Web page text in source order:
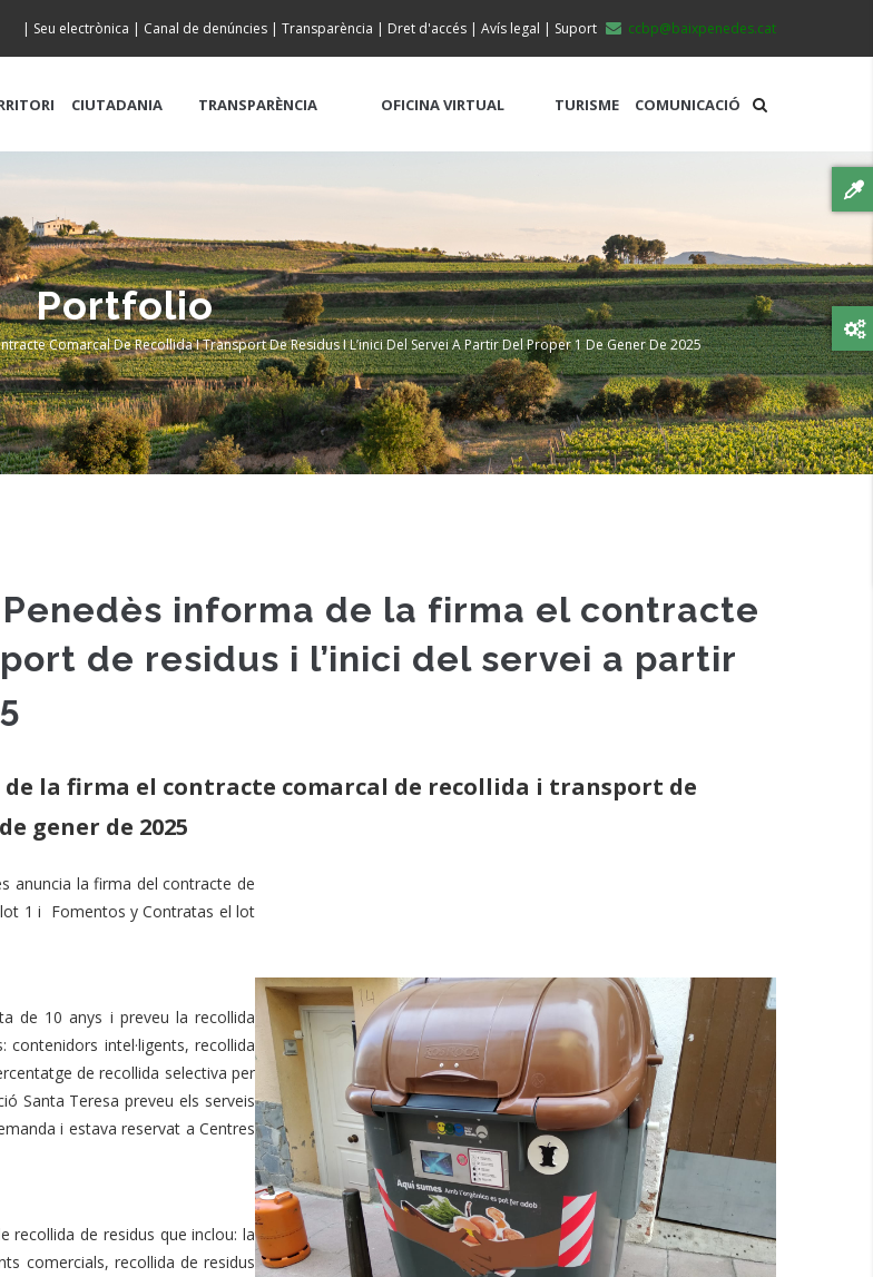
ccbp@baixpenedes.cat
| Seu electrònica | Canal de denúncies | Transparència | Dret d'accés | Avís legal | Suport
CIUTADANIA TRANSPARÈNCIA OFICINA VIRTUAL TURISME COMUNICACIÓ
Portfolio
Comarcal De Recollida I Transport De Residus I L’inici Del Servei A Partir Del Proper 1 De Gener De 2025
informa de la firma el contracte
de residus i l’inici del servei a partir
de la firma el contracte comarcal de recollida i transport de
gener de 2025
anuncia la firma del contracte de
1 i Fomentos y Contratas el lot
de 10 anys i preveu la recollida
intel·ligents, recollida
de recollida selectiva per
Santa Teresa preveu els serveis
i estava reservat a Centres
recollida de residus que inclou: la
comercials, recollida de residus